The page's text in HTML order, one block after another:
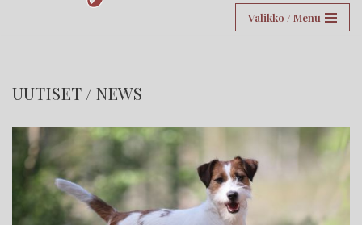
Valikko / Menu
UUTISET / NEWS